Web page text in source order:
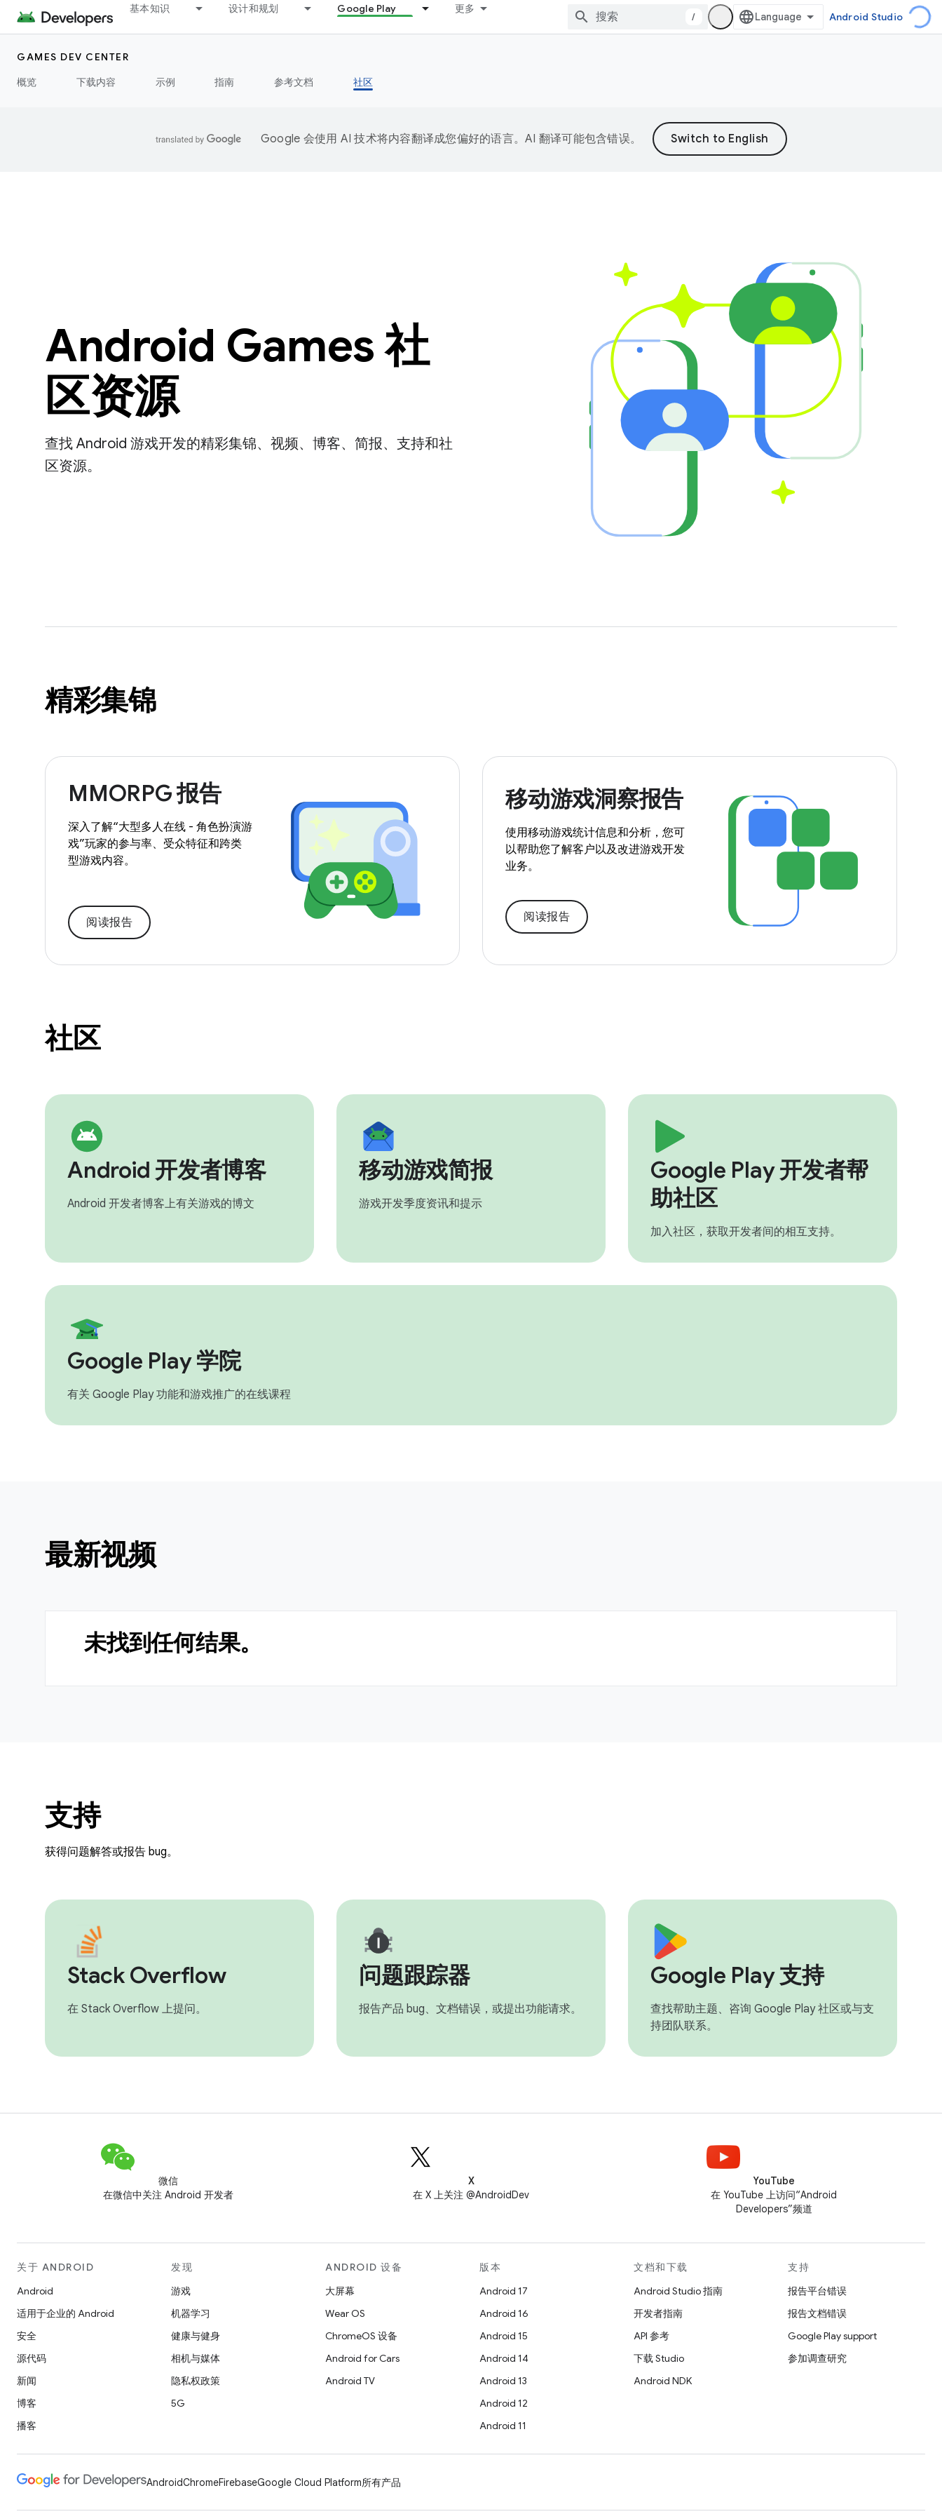
基本知识 设计和规划 Google Play 更多
/ Android Studio
GAMES DEV CENTER
概览
下载内容 示例 指南 参考文档 社区
Google 会使用 AI 技术将内容翻译成您偏好的语言。AI 翻译可能包含错误。
Android Games 社
区资源
查找 Android 游戏开发的精彩集锦、视频、博客、简报、支持和社
区资源。
精彩集锦
MMORPG 报告
深入了解“大型多人在线 - 角色扮演游
戏”玩家的参与率、受众特征和跨类
型游戏内容。
阅读报告
移动游戏洞察报告
使用移动游戏统计信息和分析，您可
以帮助您了解客户以及改进游戏开发
业务。
阅读报告
社区
Android 开发者博客
Android 开发者博客上有关游戏的博文
移动游戏简报
游戏开发季度资讯和提示
Google Play 开发者帮
助社区
加入社区，获取开发者间的相互支持。
Google Play 学院
有关 Google Play 功能和游戏推广的在线课程
最新视频
未找到任何结果。
支持
获得问题解答或报告 bug。
Stack Overflow
在 Stack Overflow 上提问。
问题跟踪器
报告产品 bug、文档错误，或提出功能请求。
Google Play 支持
查找帮助主题、咨询 Google Play 社区或与支
持团队联系。
微信
在微信中关注 Android 开发者
X
在 X 上关注 @AndroidDev
YouTube
在 YouTube 上访问“Android
Developers”频道
关于 ANDROID
Android
适用于企业的 Android
安全
源代码
新闻
博客
播客
发现
游戏
机器学习
健康与健身
相机与媒体
隐私权政策
5G
ANDROID 设备
大屏幕
Wear OS
ChromeOS 设备
Android for Cars
Android TV
版本
Android 17
Android 16
Android 15
Android 14
Android 13
Android 12
Android 11
文档和下载
Android Studio 指南
开发者指南
API 参考
下载 Studio
Android NDK
支持
报告平台错误
报告文档错误
Google Play support
参加调查研究
AndroidChromeFirebaseGoogle Cloud Platform所有产品